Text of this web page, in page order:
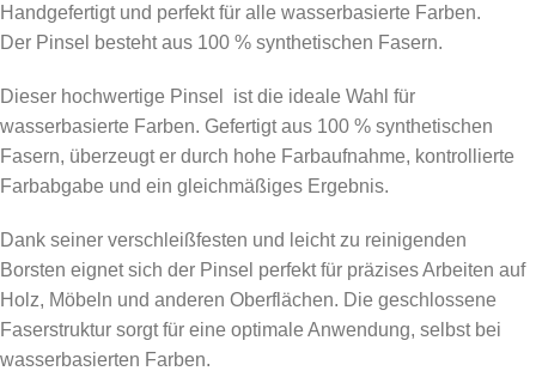
Handgefertigt und perfekt für alle wasserbasierte Farben.
Der Pinsel besteht aus 100 % synthetischen Fasern.
Dieser hochwertige Pinsel ist die ideale Wahl für
wasserbasierte Farben. Gefertigt aus 100 % synthetischen
Fasern, überzeugt er durch hohe Farbaufnahme, kontrollierte
Farbabgabe und ein gleichmäßiges Ergebnis.
Dank seiner verschleißfesten und leicht zu reinigenden
Borsten eignet sich der Pinsel perfekt für präzises Arbeiten auf
Holz, Möbeln und anderen Oberflächen. Die geschlossene
Faserstruktur sorgt für eine optimale Anwendung, selbst bei
wasserbasierten Farben.